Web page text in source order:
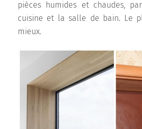
pièces humides et chaudes,
cuisine et la salle de bain. Le
mieux.